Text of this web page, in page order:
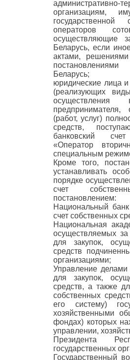
организациям,
операторов
осуществляющие
Беларусь, если
актами,
Беларусь;
юридические лица
(реализующих
осуществления
предпринимателя,
(работ, услуг)
средств,
банковский
«Оператор
специальным
Кроме того,
устанавливать
порядке
счет
постановлением:
Национальный
счет собственных
Национальная
осуществляемых
для закупок,
средств
организациями;
Управление
для закупок,
средств, а также
собственных
его систему)
хозяйственными
фондах) которых
управлении,
Президента
государственных
Государственный